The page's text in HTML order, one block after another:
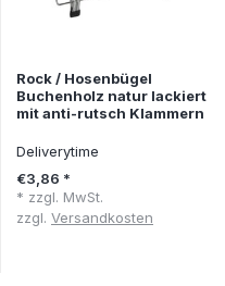
Rock / Hosenbügel
Buchenholz natur lackiert
mit anti-rutsch Klammern
Deliverytime
€3,86 *
* zzgl. MwSt.
zzgl. Versandkosten